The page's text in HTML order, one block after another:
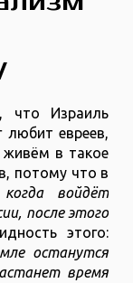
Израиль
любит евреев,
в такое
потому что в
войдёт
после этого
этого:
останутся
время